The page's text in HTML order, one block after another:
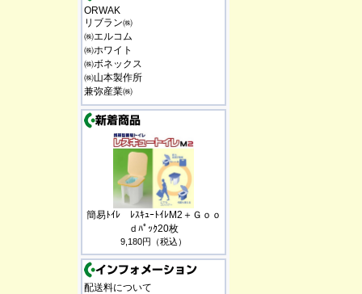
ORWAK
リブラン㈱
㈱エルコム
㈱ホワイト
㈱ボネックス
㈱山本製作所
兼弥産業㈱
簡易ﾄｲﾚ ﾚｽｷｭｰﾄｲﾚM2＋Ｇｏｏ
ｄﾊﾟｯｸ20枚
9,180円（税込）
配送料について